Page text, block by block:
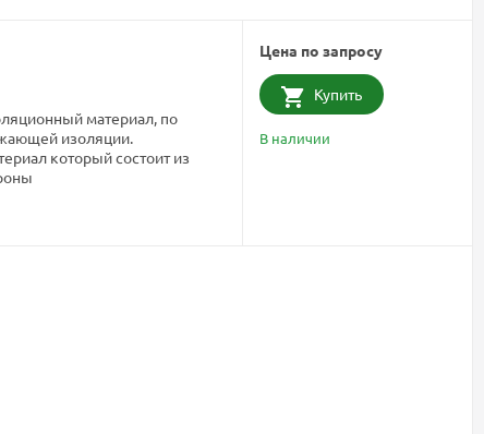
материал, по
изоляции.
который состоит из
Цена по запросу
Купить
В наличии